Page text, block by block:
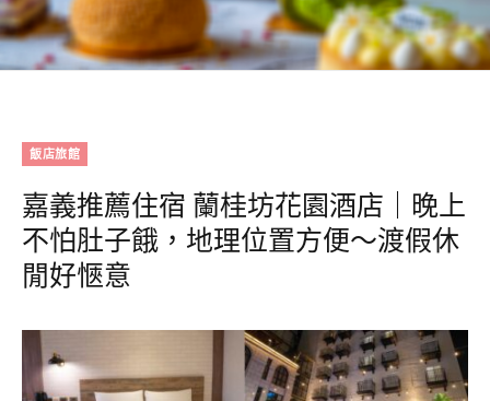
o
k
r
a
飯店旅館
嘉義推薦住宿 蘭桂坊花園酒店｜晚上
不怕肚子餓，地理位置方便～渡假休
閒好愜意